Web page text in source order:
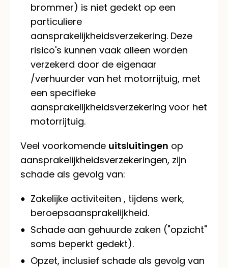
brommer) is niet gedekt op een
particuliere
aansprakelijkheidsverzekering. Deze
risico's kunnen vaak alleen worden
verzekerd door de eigenaar
/verhuurder van het motorrijtuig, met
een specifieke
aansprakelijkheidsverzekering voor het
motorrijtuig.
Veel voorkomende uitsluitingen op
aansprakelijkheidsverzekeringen, zijn
schade als gevolg van:
Zakelijke activiteiten , tijdens werk,
beroepsaansprakelijkheid.
Schade aan gehuurde zaken ("opzicht"
soms beperkt gedekt).
Opzet, inclusief schade als gevolg van